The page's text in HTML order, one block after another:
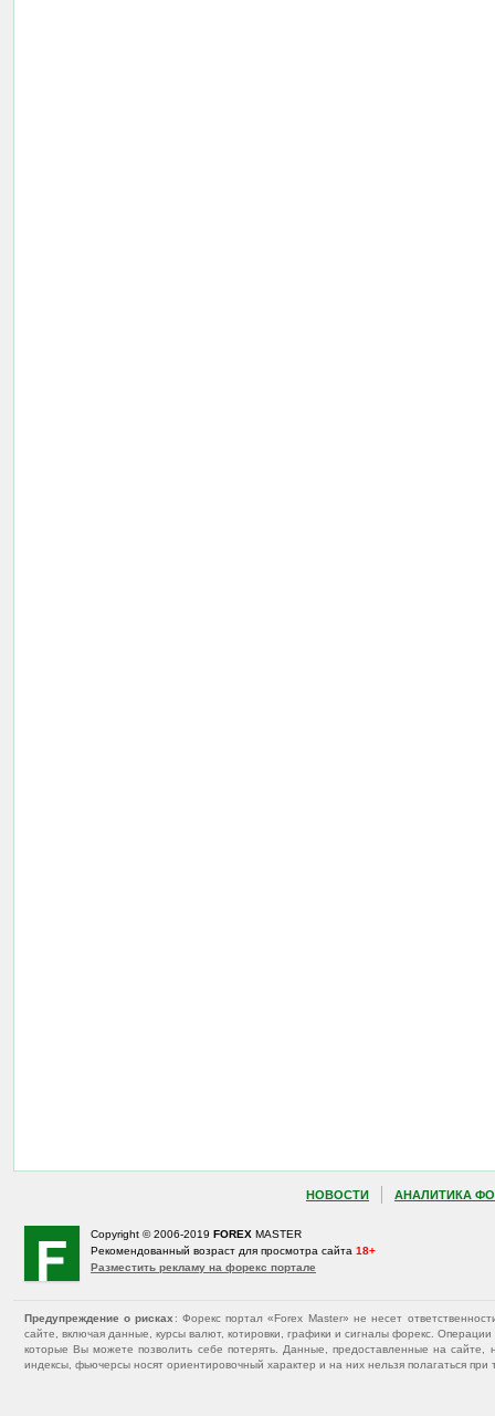
НОВОСТИ АНАЛИТИКА
Copyright © 2006-2019 FOREX MASTER
Рекомендованный возраст для просмотра сайта 18+
Разместить рекламу на форекс портале
Предупреждение о рисках : Форекс портал «Forex Master» не несет
сайте, включая данные, курсы валют, котировки, графики и сигналы форекс.
которые Вы можете позволить себе потерять. Данные, предоставленные на
индексы, фьючерсы носят ориентировочный характер и на них нельзя полагаться при